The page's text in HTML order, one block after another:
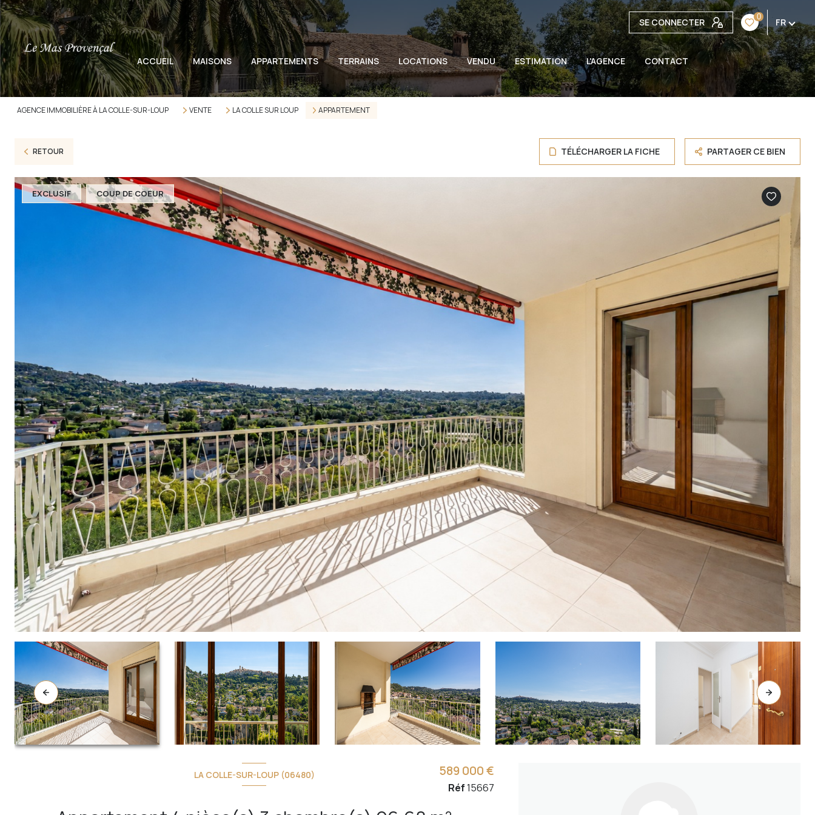
SE CONNECTER 0 FR
ACCUEIL MAISONS APPARTEMENTS TERRAINS LOCATIONS VENDU ESTIMATION L'AGENCE CONTACT
AGENCE IMMOBILIÈRE À LA COLLE-SUR-LOUP VENTE LA COLLE SUR LOUP APPARTEMENT
RETOUR TÉLÉCHARGER LA FICHE PARTAGER CE BIEN
EXCLUSIF COUP DE COEUR
LA COLLE-SUR-LOUP (06480) 589 000 €
Réf15667